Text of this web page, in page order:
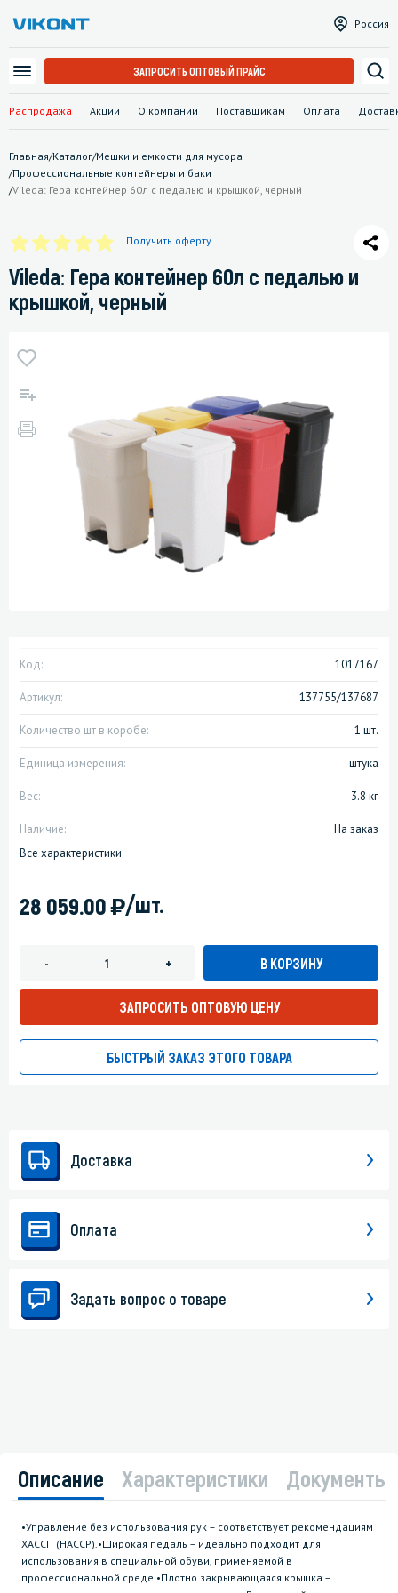
Распродажа Акции О компании Поставщикам Оплата
Россия
ЗАПРОСИТЬ ОПТОВЫЙ ПРАЙС
Главная/Каталог/Мешки и емкости для мусора
/Профессиональные контейнеры и баки
/Vileda: Гера контейнер 60л с педалью и крышкой, черный
Получить оферту
Vileda: Гера контейнер 60л с педалью и
крышкой, черный
Код: 1017167
Артикул: 137755/137687
Количество шт в коробе: 1 шт.
Единица измерения: штука
Вес: 3.8 кг
Наличие:
На заказ
Все характеристики
28 059.00)/шт.
- + В КОРЗИНУ
ЗАПРОСИТЬ ОПТОВУЮ ЦЕНУ
БЫСТРЫЙ ЗАКАЗ ЭТОГО ТОВАРА
Доставка
Оплата
Задать вопрос о товаре
Описание Характеристики Документы
•Управление без использования рук – соответствует рекомендациям
ХАССП (HACCP).•Широкая педаль – идеально подходит для
использования в специальной обуви, применяемой в
профессиональной среде.•Плотно закрывающаяся крышка –